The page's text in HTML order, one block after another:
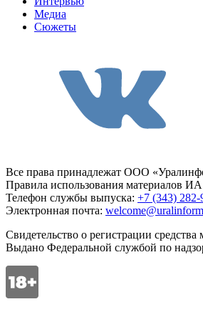
Медиа
Сюжеты
Все права принадлежат ООО
Правила использования материалов
Телефон службы выпуска: +7 (343) 282-
Электронная почта:
Свидетельство о регистрации
Выдано Федеральной службой по